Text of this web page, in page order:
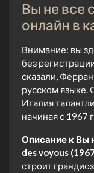
Вы не все
онлайн в
Внимание: вы
без
сказали,
русском языке.
Италия
начиная с 1967
Описание к Вы
des voyous
строит